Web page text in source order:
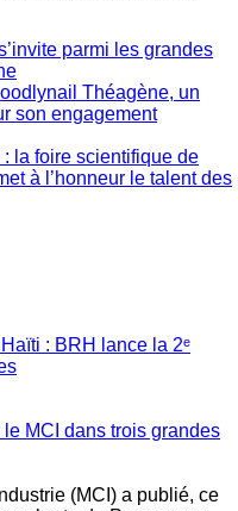
parmi les grandes
Théagène, un
son engagement
la foire scientifique de
à l’honneur le talent des
: BRH lance la 2ᵉ
MCI dans trois grandes
(MCI) a publié, ce